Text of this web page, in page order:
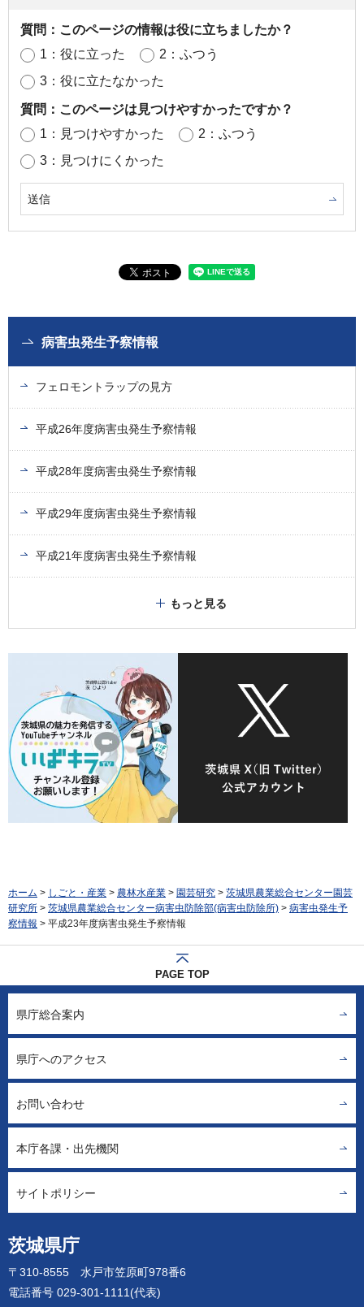
質問：このページの情報は役に立ちましたか？
1：役に立った
2：ふつう
3：役に立たなかった
質問：このページは見つけやすかったですか？
1：見つけやすかった
2：ふつう
3：見つけにくかった
病害虫発生予察情報
フェロモントラップの見方
平成26年度病害虫発生予察情報
平成28年度病害虫発生予察情報
平成29年度病害虫発生予察情報
平成21年度病害虫発生予察情報
もっと見る
ホーム > しごと・産業 > 農林水産業 > 園芸研究 > 茨城県農業総合センター園芸
研究所 > 茨城県農業総合センター病害虫防除部(病害虫防除所) > 病害虫発生予
察情報 > 平成23年度病害虫発生予察情報
PAGE TOP
茨城県庁
〒310-8555 水戸市笠原町978番6
電話番号 029-301-1111(代表)
県庁総合案内
県庁へのアクセス
お問い合わせ
本庁各課・出先機関
サイトポリシー